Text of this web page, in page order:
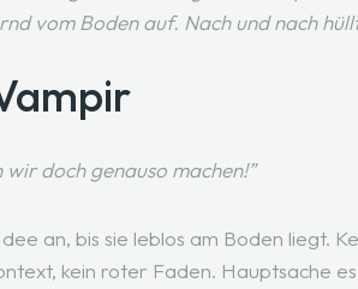
vom Boden auf. Nach und nach
wir doch genauso machen!”
an, bis sie leblos am Boden liegt.
kein roter Faden. Hauptsache